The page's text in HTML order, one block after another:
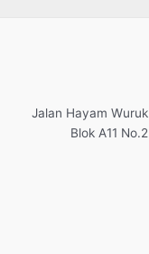
Jalan Hayam
Blok A11